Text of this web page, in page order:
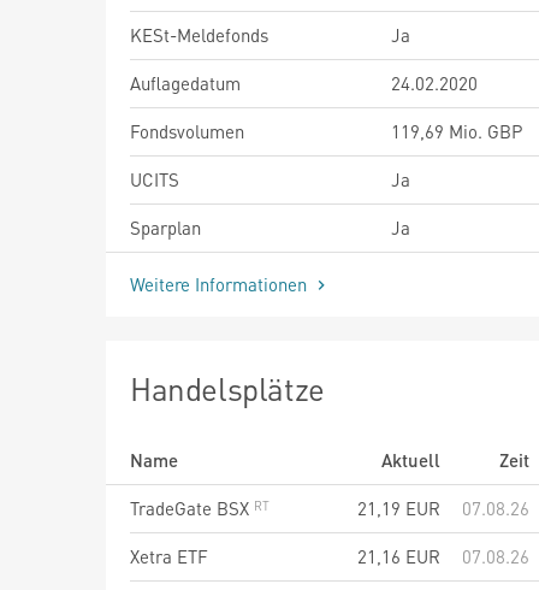
KESt-Meldefonds
Ja
Auflagedatum
24.02.2020
Fondsvolumen
119,69 Mio. GBP
UCITS
Ja
Sparplan
Ja
Weitere Informationen
Handelsplätze
Name Aktuell
Zeit
TradeGate BSX
21,19 EUR
07.08.26
Xetra ETF
21,16 EUR
07.08.26